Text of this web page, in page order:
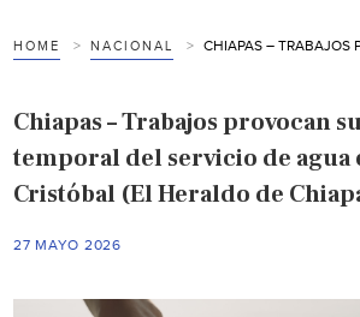
HOME NACIONAL
Chiapas – Trabajos provocan
temporal del servicio de agua
Cristóbal (El Heraldo de
27 MAYO 2026